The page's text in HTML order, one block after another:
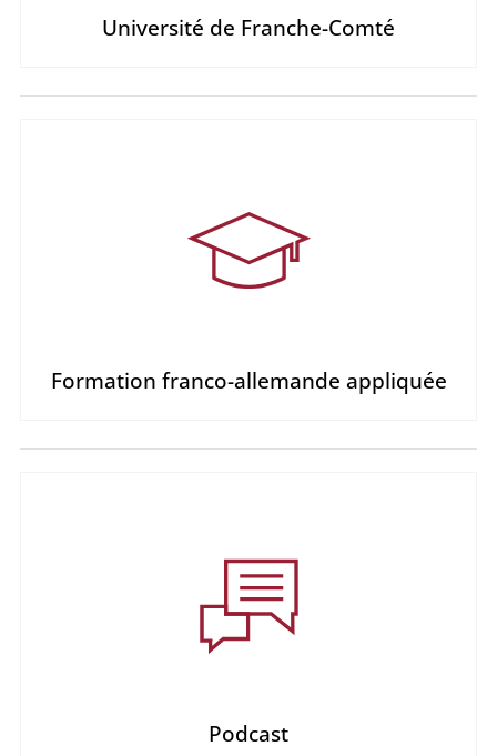
Université de Franche-Comté
Formation franco-allemande appliquée
Podcast